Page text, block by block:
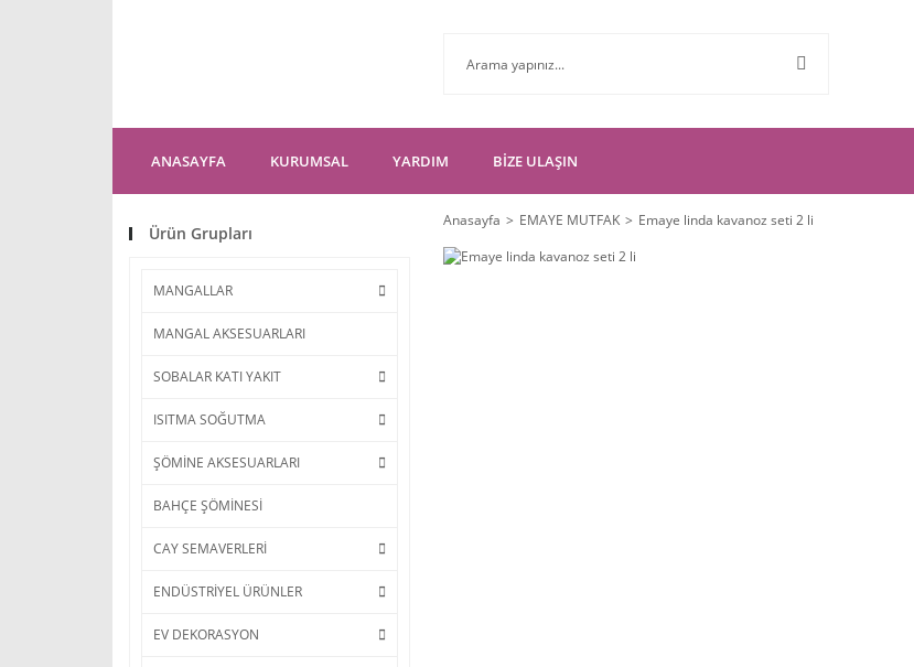
ANASAYFA KURUMSAL YARDIM BİZE ULAŞIN
Ürün Grupları
MANGALLAR
MANGAL AKSESUARLARI
SOBALAR KATI YAKIT
ISITMA SOĞUTMA
ŞÖMİNE AKSESUARLARI
BAHÇE ŞÖMİNESİ
CAY SEMAVERLERİ
ENDÜSTRİYEL ÜRÜNLER
EV DEKORASYON
Anasayfa EMAYE MUTFAK
Emaye linda kavanoz seti 2 li